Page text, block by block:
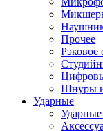
Прочее
Рэковое
Шнуры
Ударные
Ударные